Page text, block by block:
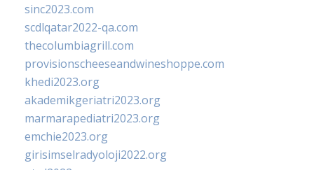
sinc2023.com
scdlqatar2022-qa.com
thecolumbiagrill.com
provisionscheeseandwineshoppe.com
khedi2023.org
akademikgeriatri2023.org
marmarapediatri2023.org
emchie2023.org
girisimselradyoloji2022.org